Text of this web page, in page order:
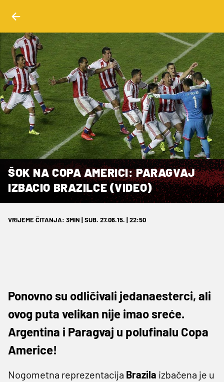
ŠOK NA COPA AMERICI: PARAGVAJ
IZBACIO BRAZILCE (VIDEO)
VRIJEME ČITANJA: 3MIN | SUB. 27.06.15. | 22:50
Ponovno su odličivali jedanaesterci, ali
ovog puta velikan nije imao sreće.
Argentina i Paragvaj u polufinalu Copa
Americe!
Nogometna reprezentacija Brazila izbačena je u